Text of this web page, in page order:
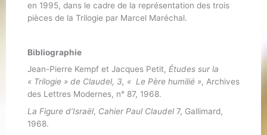
en 1995, dans le cadre de la représentation des trois
pièces de la Trilogie par Marcel Maréchal.
Bibliographie
Jean-Pierre Kempf et Jacques Petit, Études sur la
« Trilogie » de Claudel, 3, « Le Père humilié », Archives
des Lettres Modernes, n° 87, 1968.
La Figure d’Israël, Cahier Paul Claudel 7, Gallimard,
1968.